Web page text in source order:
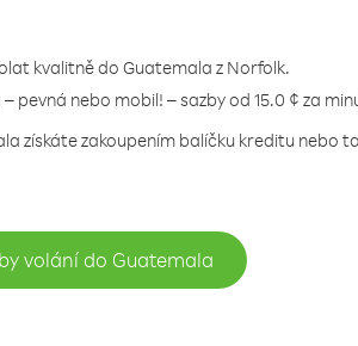
kvalitně do Guatemala z Norfolk.
pevná nebo mobil! – sazby od 15.0 ¢ za
získáte zakoupením balíčku kreditu nebo
volání do Guatemala